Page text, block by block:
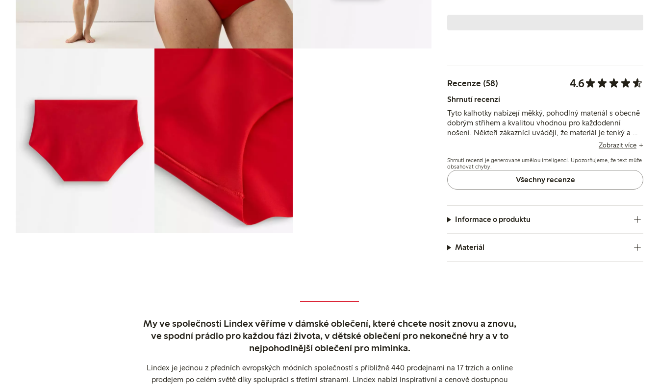
Recenze (58) 4.6
Shrnutí recenzí
Tyto kalhotky nabízejí měkký, pohodlný materiál s obecně
dobrým střihem a kvalitou vhodnou pro každodenní
nošení. Někteří zákazníci uvádějí, že materiál je tenký a má
tendenci se shrnovat nebo klouzat, což může ovlivnit, jak
Zobrazit více
Shrnutí recenzí je generované umělou inteligencí. Upozorňujeme, že text může
obsahovat chyby.
Všechny recenze
Informace o produktu
Materiál
My ve společnosti Lindex věříme v dámské oblečení, které chcete nosit znovu a znovu,
ve spodní prádlo pro každou fázi života, v dětské oblečení pro nekonečné hry a v to
nejpohodlnější oblečení pro miminka.
Lindex je jednou z předních evropských módních společností s přibližně 440 prodejnami na 17 trzích a online
prodejem po celém světě díky spolupráci s třetími stranami. Lindex nabízí inspirativní a cenově dostupnou